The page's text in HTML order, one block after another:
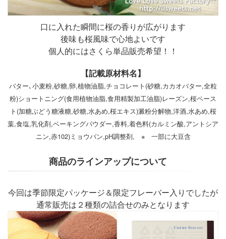
口に入れた瞬間に桜の香りが広がります
後味も桜風味で心地よいです
個人的にはさくら単品販売希望！！
【記載原材料名】
バター､小麦粉,砂糖,卵,植物油脂,チョコレート(砂糖,カカオバター,全粒
粉)ショートニング(食用植物油脂,食用精製加工油脂)レーズン,桜ペース
ト(加糖ぶどう糖液糖,砂糖,水あめ,桜エキス)澱粉分解物,洋酒,水あめ,桜
葉,食塩,乳化剤,ベーキングパウダー,香料,着色料(カルミン酸,アントシア
ニン,赤102)ミョウバン,pH調整剤, ※ 一部に大豆含
商品のラインアップについて
今回は季節限定パッケージ＆限定フレーバー入りでしたが
通常販売は２種類の詰合せのみとなります